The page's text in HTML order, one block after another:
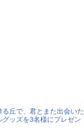
丘で、君とまた出会いた
グッズを3名様にプレゼン